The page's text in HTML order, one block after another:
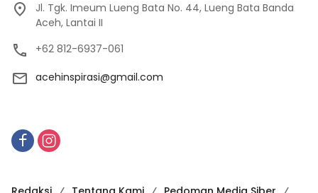
Jl. Tgk. Imeum Lueng Bata No. 44, Lueng Bata Banda
Aceh, Lantai II
+62 812-6937-061
acehinspirasi@gmail.com